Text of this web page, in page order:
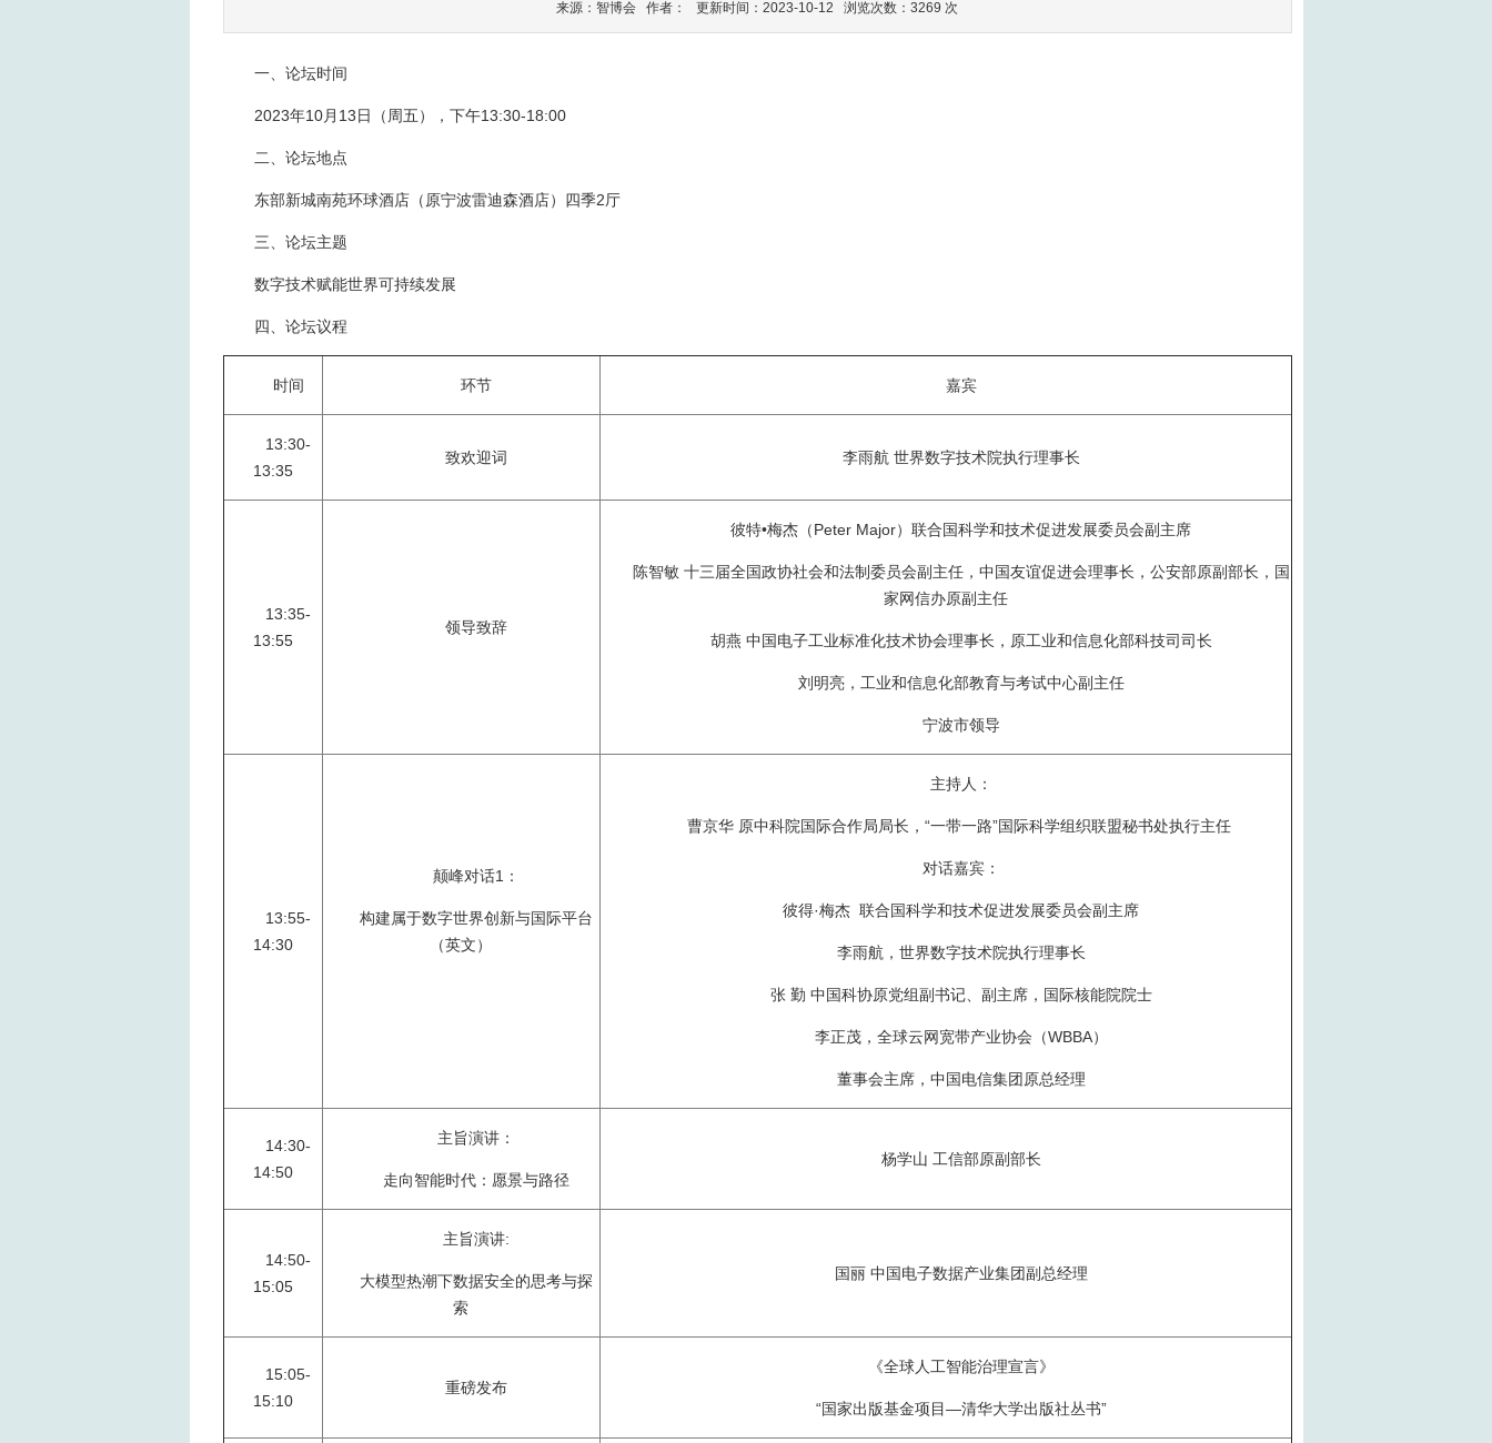
来源：智博会 作者： 更新时间：2023-10-12 浏览次数：3269 次
一、论坛时间
2023年10月13日（周五），下午13:30-18:00
二、论坛地点
东部新城南苑环球酒店（原宁波雷迪森酒店）四季2厅
三、论坛主题
数字技术赋能世界可持续发展
四、论坛议程
时间 环节 嘉宾
13:30-
13:35
致欢迎词 李雨航 世界数字技术院执行理事长
13:35-
13:55
领导致辞
彼特•梅杰（Peter Major）联合国科学和技术促进发展委员会副主席
陈智敏 十三届全国政协社会和法制委员会副主任，中国友谊促进会理事长，公安部原副部长，国
家网信办原副主任
胡燕 中国电子工业标准化技术协会理事长，原工业和信息化部科技司司长
刘明亮，工业和信息化部教育与考试中心副主任
宁波市领导
13:55-
14:30
颠峰对话1：
构建属于数字世界创新与国际平台
（英文）
主持人：
曹京华 原中科院国际合作局局长，“一带一路”国际科学组织联盟秘书处执行主任
对话嘉宾：
彼得·梅杰 联合国科学和技术促进发展委员会副主席
李雨航，世界数字技术院执行理事长
张 勤 中国科协原党组副书记、副主席，国际核能院院士
李正茂，全球云网宽带产业协会（WBBA）
董事会主席，中国电信集团原总经理
14:30-
14:50
主旨演讲：
走向智能时代：愿景与路径
杨学山 工信部原副部长
14:50-
15:05
主旨演讲:
大模型热潮下数据安全的思考与探
索
国丽 中国电子数据产业集团副总经理
15:05-
15:10
重磅发布
《全球人工智能治理宣言》
“国家出版基金项目—清华大学出版社丛书”